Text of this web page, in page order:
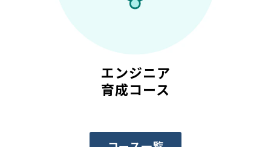
エンジニア
育成コース